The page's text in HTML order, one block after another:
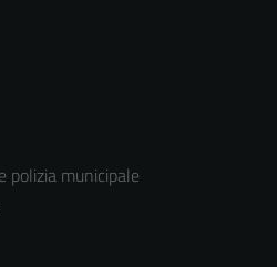
polizia municipale